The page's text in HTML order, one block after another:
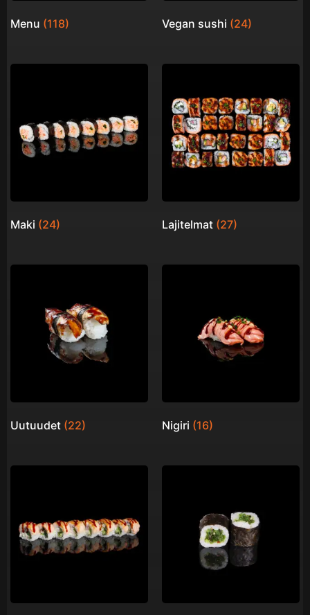
Menu (118) Vegan sushi (24)
Maki (24) Lajitelmat (27)
Uutuudet (22) Nigiri (16)